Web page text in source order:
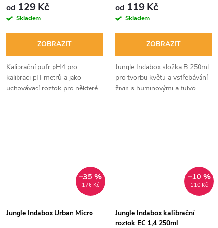
od 129 Kč
Skladem
ZOBRAZIT
Kalibrační pufr pH4 pro
kalibraci pH metrů a jako
uchovávací roztok pro některé
typy pH elektrod. Jungle
od 119 Kč
Skladem
ZOBRAZIT
Jungle Indabox složka B 250ml
pro tvorbu květu a vstřebávání
živin s huminovými a fulvo
kyselinami. Používat s A a M
176 Kč
–35 %
Jungle Indabox Urban Micro
110 Kč
–10 %
Jungle Indabox kalibrační
roztok EC 1,4 250ml